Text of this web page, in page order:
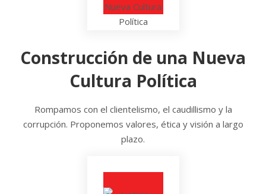
Construcción de una Nueva
Cultura Política
Rompamos con el clientelismo, el caudillismo y la
corrupción. Proponemos valores, ética y visión a largo
plazo.